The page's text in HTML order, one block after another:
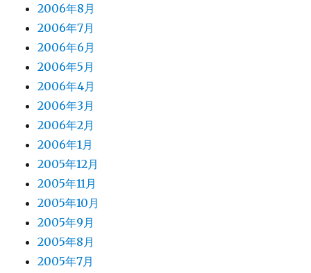
2006年8月
2006年7月
2006年6月
2006年5月
2006年4月
2006年3月
2006年2月
2006年1月
2005年12月
2005年11月
2005年10月
2005年9月
2005年8月
2005年7月